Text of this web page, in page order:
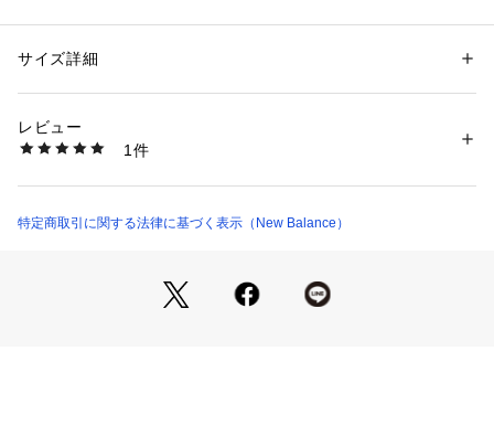
提供。ピッグスエード/メッシュのアッパーを定番カラーのコ
性別：メンズ
素材：天然皮革 合成繊維
商品番号：
CM996CN2 （ショップ）
サイズ詳細
レビュー
1件
特定商取引に関する法律に基づく表示（New Balance）